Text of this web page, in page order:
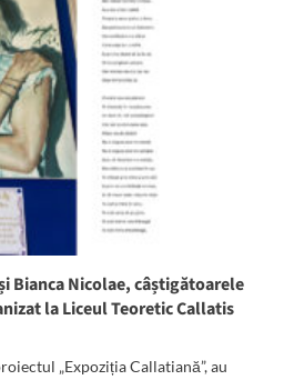
Bianca Nicolae, câștigătoarele
la Liceul Teoretic Callatis
„Expoziția Callatiană”, au